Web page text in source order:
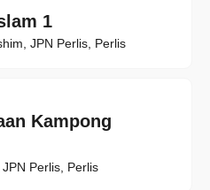
1
JPN Perlis, Perlis
Kampong
Perlis, Perlis